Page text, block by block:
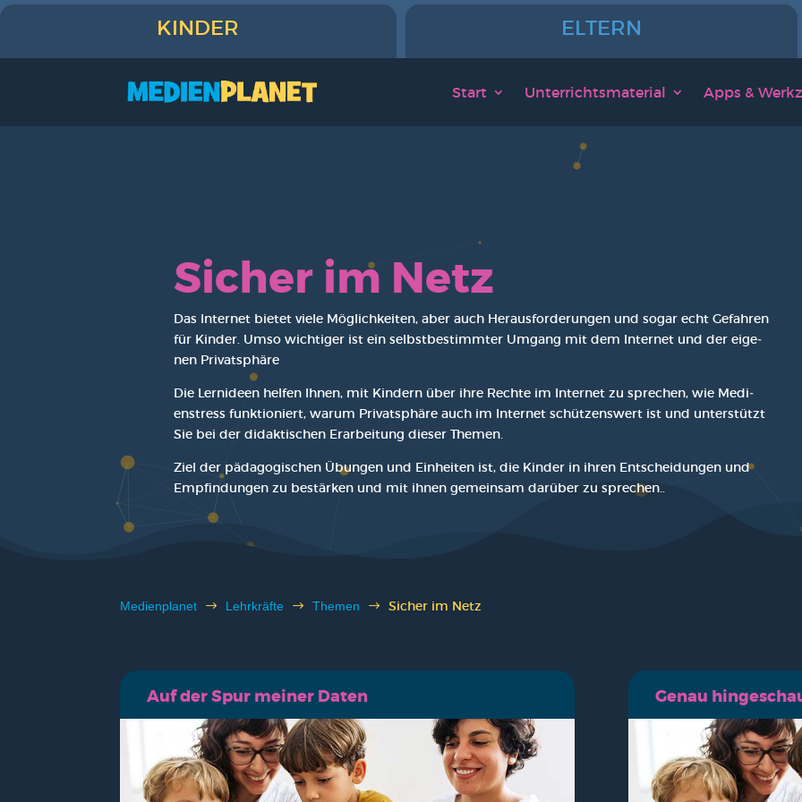
KINDER ELTERN
Start Unter­richts­ma­te­ri­al Apps &
Sicher im Netz
Das Inter­net bie­tet vie­le Mög­lich­kei­ten, aber auch Her­aus­for­de­run­gen und sogar echt Gefah­ren
für Kin­der. Umso wich­ti­ger ist ein selbst­be­stimm­ter Umgang mit dem Inter­net und der eige­
nen Pri­vat­sphä­re
Die Lern­ideen hel­fen Ihnen, mit Kin­dern über ihre Rech­te im Inter­net zu spre­chen, wie Medi­
enstress funk­tio­niert, war­um Pri­vat­sphä­re auch im Inter­net schüt­zens­wert ist und unter­stützt
Sie bei der didak­ti­schen Erar­bei­tung die­ser The­men.
Ziel der päd­ago­gi­schen Übun­gen und Ein­hei­ten ist, die Kin­der in ihren Ent­schei­dun­gen und
Emp­fin­dun­gen zu bestär­ken und mit ihnen gemein­sam dar­über zu spre­chen..
Medi­en­pla­net $ Lehr­kräf­te $ The­men $ Sicher im Netz
Auf der Spur mei­ner Daten Genau